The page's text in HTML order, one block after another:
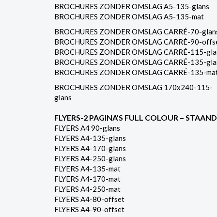
BROCHURES ZONDER OMSLAG A5-135-glans
BROCHURES ZONDER OMSLAG A5-135-mat
BROCHURES ZONDER OMSLAG CARRÉ-70-
BROCHURES ZONDER OMSLAG CARRÉ-90-
BROCHURES ZONDER OMSLAG CARRÉ-115-
BROCHURES ZONDER OMSLAG CARRÉ-135-
BROCHURES ZONDER OMSLAG CARRÉ-135-
BROCHURES ZONDER OMSLAG 170x240-115-
glans
FLYERS-2 PAGINA’S FULL COLOUR – STAAND
FLYERS A4 90-glans
FLYERS A4-135-glans
FLYERS A4-170-glans
FLYERS A4-250-glans
FLYERS A4-135-mat
FLYERS A4-170-mat
FLYERS A4-250-mat
FLYERS A4-80-offset
FLYERS A4-90-offset